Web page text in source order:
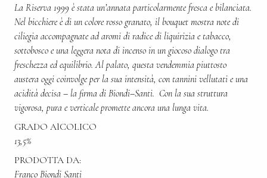
La Riserva 1999 è stata un’annata particolarmente fresca e bilanciata.
Nel bicchiere è di un colore rosso granato, il bouquet mostra note di
ciliegia accompagnate ad aromi di radice di liquirizia e tabacco,
sottobosco e una leggera nota di incenso in un giocoso dialogo tra
freschezza ed equilibrio. Al palato, questa vendemmia piuttosto
austera oggi coinvolge per la sua intensità, con tannini vellutati e una
acidità decisa – la firma di Biondi–Santi. Con la sua struttura
vigorosa, pura e verticale promette ancora una lunga vita.
GRADO AlCOLICO
13,5%
PRODOTTA DA:
Franco Biondi Santi